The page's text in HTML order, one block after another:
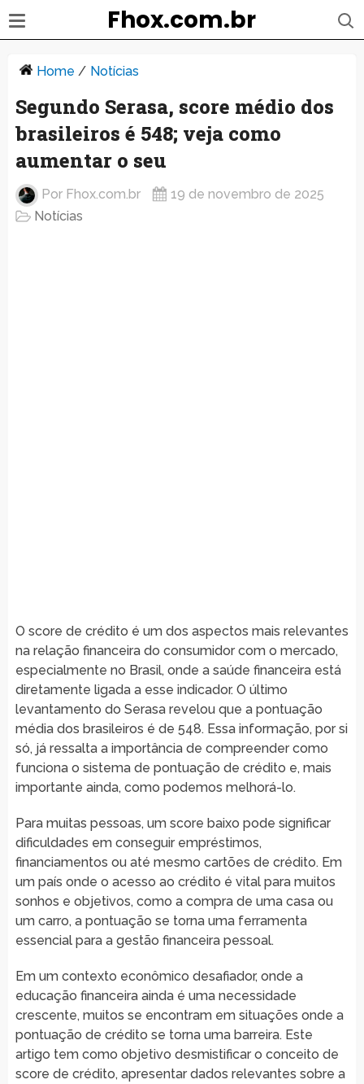
Fhox.com.br
Home / Notícias
Segundo Serasa, score médio dos
brasileiros é 548; veja como
aumentar o seu
Por Fhox.com.br
19 de novembro de 2025
Notícias
O score de crédito é um dos aspectos mais relevantes
na relação financeira do consumidor com o mercado,
especialmente no Brasil, onde a saúde financeira está
diretamente ligada a esse indicador. O último
levantamento do Serasa revelou que a pontuação
média dos brasileiros é de 548. Essa informação, por si
só, já ressalta a importância de compreender como
funciona o sistema de pontuação de crédito e, mais
importante ainda, como podemos melhorá-lo.
Para muitas pessoas, um score baixo pode significar
dificuldades em conseguir empréstimos,
financiamentos ou até mesmo cartões de crédito. Em
um país onde o acesso ao crédito é vital para muitos
sonhos e objetivos, como a compra de uma casa ou
um carro, a pontuação se torna uma ferramenta
essencial para a gestão financeira pessoal.
Em um contexto econômico desafiador, onde a
educação financeira ainda é uma necessidade
crescente, muitos se encontram em situações onde a
pontuação de crédito se torna uma barreira. Este
artigo tem como objetivo desmistificar o conceito de
score de crédito, apresentar dados relevantes sobre a